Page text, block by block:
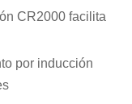
CR2000 facilita
por inducción